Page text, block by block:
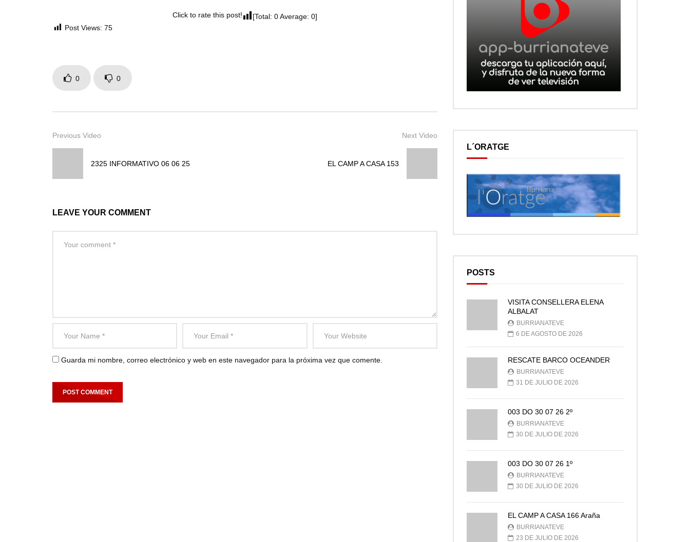
Click to rate this post! [Total: 0Average: 0]
Post Views: 75
0 0
Previous Video
2325 INFORMATIVO 06 06 25
Next Video
EL CAMP A CASA 153
LEAVE YOUR COMMENT
Guarda mi nombre, correo electrónico y web en este navegador para la próxima vez que comente.
L´ORATGE
POSTS
VISITA CONSELLERA ELENA
ALBALAT
BURRIANATEVE
6 DE AGOSTO DE 2026
RESCATE BARCO OCEANDER
BURRIANATEVE
31 DE JULIO DE 2026
003 DO 30 07 26 2º
BURRIANATEVE
30 DE JULIO DE 2026
003 DO 30 07 26 1º
BURRIANATEVE
30 DE JULIO DE 2026
EL CAMP A CASA 166 Araña
BURRIANATEVE
23 DE JULIO DE 2026